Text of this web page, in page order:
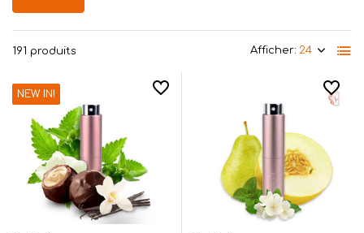
191 produits Afficher:
NEW IN!